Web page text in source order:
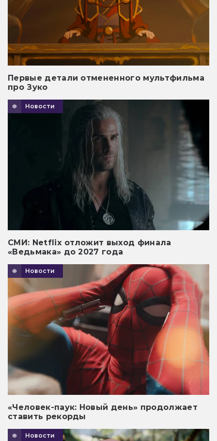
Первые детали отмененного мультфильма
про Зуко
Новости
СМИ: Netflix отложит выход финала
«Ведьмака» до 2027 года
Новости
«Человек-паук: Новый день» продолжает
ставить рекорды
Новости